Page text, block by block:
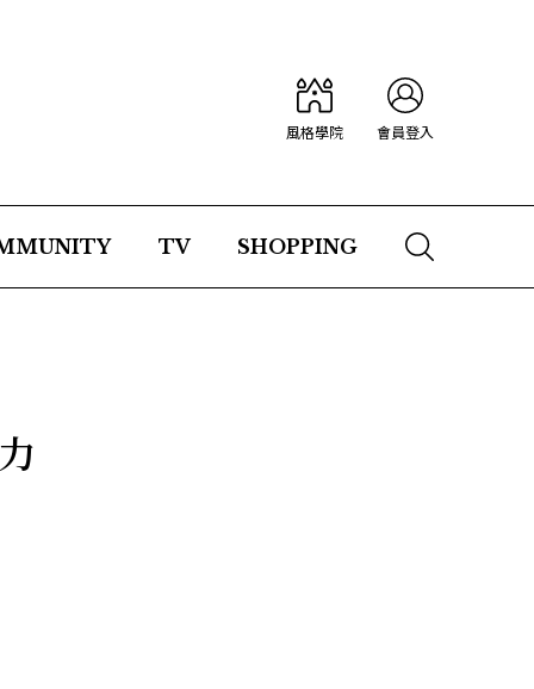
風格學院 會員登入
TV SHOPPING